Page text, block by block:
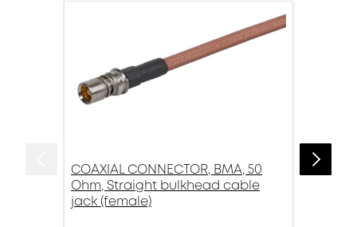
COAXIAL CONNECTOR, BMA, 50
Ohm, Straight bulkhead cable
jack (female)